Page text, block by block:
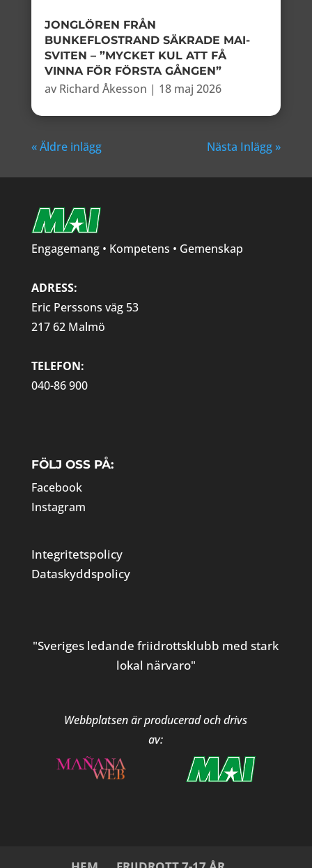
JONGLÖREN FRÅN
BUNKEFLOSTRAND SÄKRADE MAI-
SVITEN – ”MYCKET KUL ATT FÅ
VINNA FÖR FÖRSTA GÅNGEN”
av Richard Åkesson | 18 maj 2026
« Äldre inlägg Nästa Inlägg »
Engagemang • Kompetens • Gemenskap
ADRESS:
Eric Perssons väg 53
217 62 Malmö
TELEFON:
040-86 900
FÖLJ OSS PÅ:
Facebook
Instagram
Integritetspolicy
Dataskyddspolicy
"Sveriges ledande friidrottsklubb med stark
lokal närvaro"
Webbplatsen är producerad och drivs
av: